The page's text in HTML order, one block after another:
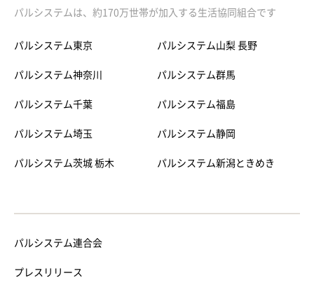
パルシステムは、約170万世帯が加入する生活協同組合です
パルシステム東京
パルシステム神奈川
パルシステム千葉
パルシステム埼玉
パルシステム茨城 栃木
パルシステム山梨 長野
パルシステム群馬
パルシステム福島
パルシステム静岡
パルシステム新潟ときめき
パルシステム連合会
プレスリリース